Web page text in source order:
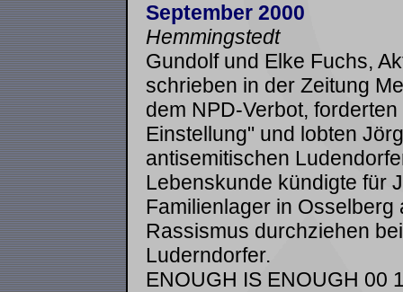
September 2000
Hemmingstedt
Gundolf und Elke Fuchs,
schrieben in der Zeitung
dem NPD-Verbot,
Einstellung" und lobten
antisemitischen
Lebenskunde kündigte für
Familienlager in
Rassismus durchziehen
Luderndorfer.
ENOUGH IS ENOUGH 00